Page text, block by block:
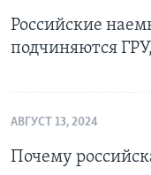
Российские
подчиняются
АВГУСТ 13, 2024
Почему